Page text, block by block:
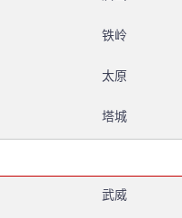
铁岭
太原
塔城
武威